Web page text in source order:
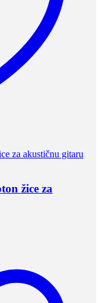
žice za